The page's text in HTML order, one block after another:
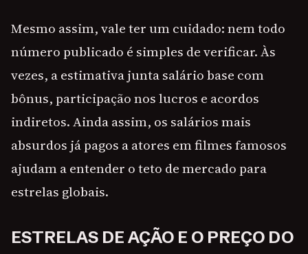
Mesmo assim, vale ter um cuidado: nem todo
número publicado é simples de verificar. Às
vezes, a estimativa junta salário base com
bônus, participação nos lucros e acordos
indiretos. Ainda assim, os salários mais
absurdos já pagos a atores em filmes famosos
ajudam a entender o teto de mercado para
estrelas globais.
ESTRELAS DE AÇÃO E O PREÇO DO